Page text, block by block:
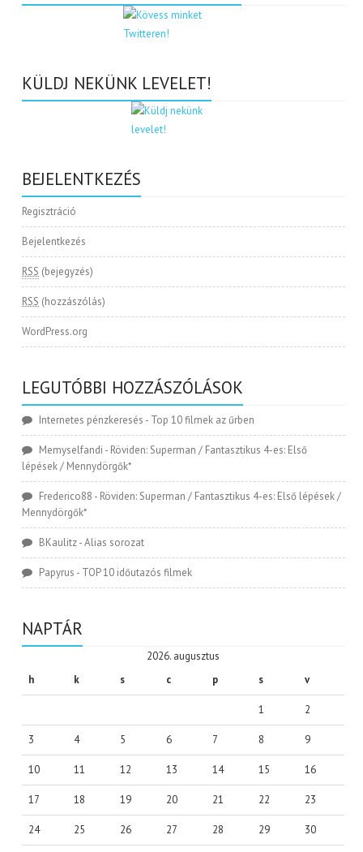
KÜLDJ NEKÜNK LEVELET!
BEJELENTKEZÉS
Regisztráció
Bejelentkezés
RSS (bejegyzés)
RSS (hozzászólás)
WordPress.org
LEGUTÓBBI HOZZÁSZÓLÁSOK
Internetes pénzkeresés - Top 10 filmek az űrben
Memyselfandi - Röviden: Superman / Fantasztikus 4-es: Első
lépések / Mennydörgők*
Frederico88 - Röviden: Superman / Fantasztikus 4-es: Első lépések /
Mennydörgők*
BKaulitz-Alias sorozat
Papyrus - TOP 10 időutazós filmek
NAPTÁR
2026. augusztus
h
k s c p s v
1 2
3 4 5 6 7 8 9
10 11 12 13 14 15 16
17 18 19 20 21 22 23
24 25 26 27 28 29 30